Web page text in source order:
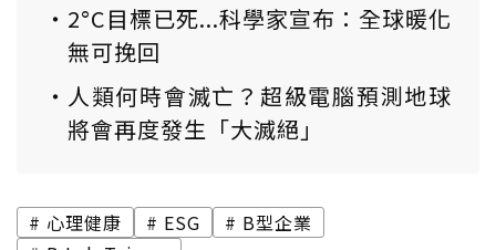
2°C目標已死...科學家宣布：全球暖化
無可挽回
人類何時會滅亡？超級電腦預測地球
將會再度發生「大滅絕」
心理健康 ESG
B型企業